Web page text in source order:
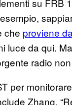
che proviene
luce da qui.
radio
per
Zhang.